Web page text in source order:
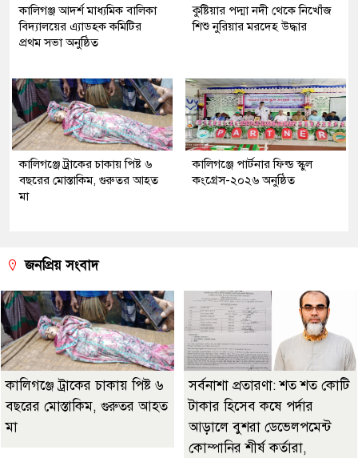
কালিগঞ্জ আদর্শ মাধ্যমিক বালিকা
বিদ্যালয়ের এ্যাডহক কমিটির
প্রথম সভা অনুষ্ঠিত
কুষ্টিয়ার পদ্মা নদী থেকে নিখোঁজ
শিশু নুরিয়ার মরদেহ উদ্ধার
কালিগঞ্জে ট্রাকের চাকায় পিষ্ট ৬
বছরের মোস্তাকিম, গুরুতর আহত
মা
কালিগঞ্জে পার্টনার ফিল্ড স্কুল
কংগ্রেস-২০২৬ অনুষ্ঠিত
জনপ্রিয় সংবাদ
কালিগঞ্জে ট্রাকের চাকায় পিষ্ট ৬
বছরের মোস্তাকিম, গুরুতর আহত
মা
সর্বনাশা প্রতারণা: শত শত কোটি
টাকার হিসেব কষে পর্দার
আড়ালে বুশরা ডেভেলপমেন্ট
কোম্পানির শীর্ষ কর্তারা,